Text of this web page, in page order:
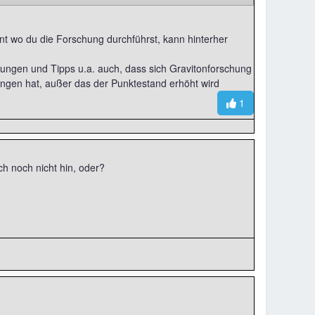
wo du die Forschung durchführst, kann hinterher
und Tipps u.a. auch, dass sich Gravitonforschung
hat, außer das der Punktestand erhöht wird
1
noch nicht hin, oder?